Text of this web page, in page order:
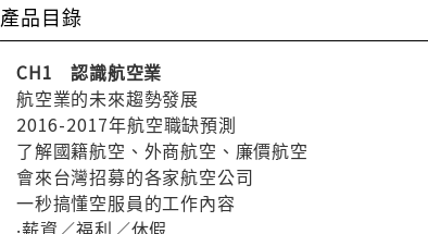
產品目錄
CH1 認識航空業
航空業的未來趨勢發展
2016-2017年航空職缺預測
了解國籍航空、外商航空、廉價航空
會來台灣招募的各家航空公司
一秒搞懂空服員的工作內容
‧薪資／福利／休假